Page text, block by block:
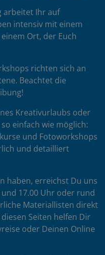
arbeitet Ihr auf
intensiv mit einem
Ort, der Euch
richten sich an
Beachtet die
Kreativurlaubs oder
einfach wie möglich:
und Fotoworkshops
und detailliert
haben, erreichst Du uns
17.00 Uhr oder rund
Materiallisten direkt
Seiten helfen Dir
oder Deinen Online